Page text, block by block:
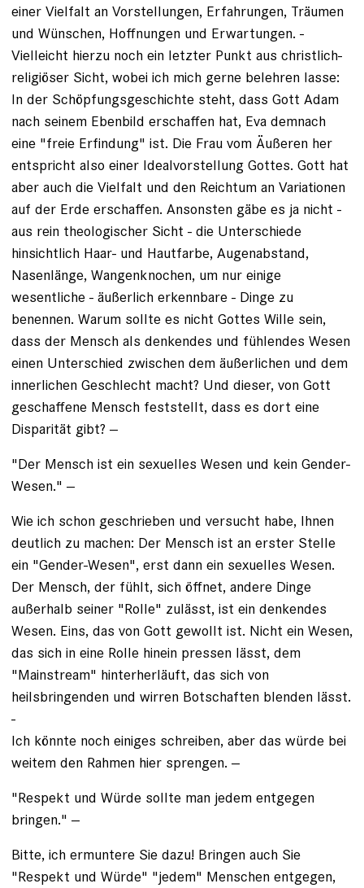
einer Vielfalt an Vorstellungen, Erfahrungen, Träumen
und Wünschen, Hoffnungen und Erwartungen. -
Vielleicht hierzu noch ein letzter Punkt aus christlich-
religiöser Sicht, wobei ich mich gerne belehren lasse:
In der Schöpfungsgeschichte steht, dass Gott Adam
nach seinem Ebenbild erschaffen hat, Eva demnach
eine "freie Erfindung" ist. Die Frau vom Äußeren her
entspricht also einer Idealvorstellung Gottes. Gott hat
aber auch die Vielfalt und den Reichtum an Variationen
auf der Erde erschaffen. Ansonsten gäbe es ja nicht -
aus rein theologischer Sicht - die Unterschiede
hinsichtlich Haar- und Hautfarbe, Augenabstand,
Nasenlänge, Wangenknochen, um nur einige
wesentliche - äußerlich erkennbare - Dinge zu
benennen. Warum sollte es nicht Gottes Wille sein,
dass der Mensch als denkendes und fühlendes Wesen
einen Unterschied zwischen dem äußerlichen und dem
innerlichen Geschlecht macht? Und dieser, von Gott
geschaffene Mensch feststellt, dass es dort eine
Disparität gibt? --
"Der Mensch ist ein sexuelles Wesen und kein Gender-
Wesen." --
Wie ich schon geschrieben und versucht habe, Ihnen
deutlich zu machen: Der Mensch ist an erster Stelle
ein "Gender-Wesen", erst dann ein sexuelles Wesen.
Der Mensch, der fühlt, sich öffnet, andere Dinge
außerhalb seiner "Rolle" zulässt, ist ein denkendes
Wesen. Eins, das von Gott gewollt ist. Nicht ein Wesen,
das sich in eine Rolle hinein pressen lässt, dem
"Mainstream" hinterherläuft, das sich von
heilsbringenden und wirren Botschaften blenden lässt.
-
Ich könnte noch einiges schreiben, aber das würde bei
weitem den Rahmen hier sprengen. --
"Respekt und Würde sollte man jedem entgegen
bringen." --
Bitte, ich ermuntere Sie dazu! Bringen auch Sie
"Respekt und Würde" "jedem" Menschen entgegen,